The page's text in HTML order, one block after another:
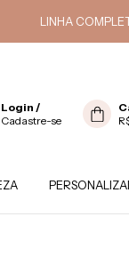
DE CINTAS
Login /
Cadastre-se